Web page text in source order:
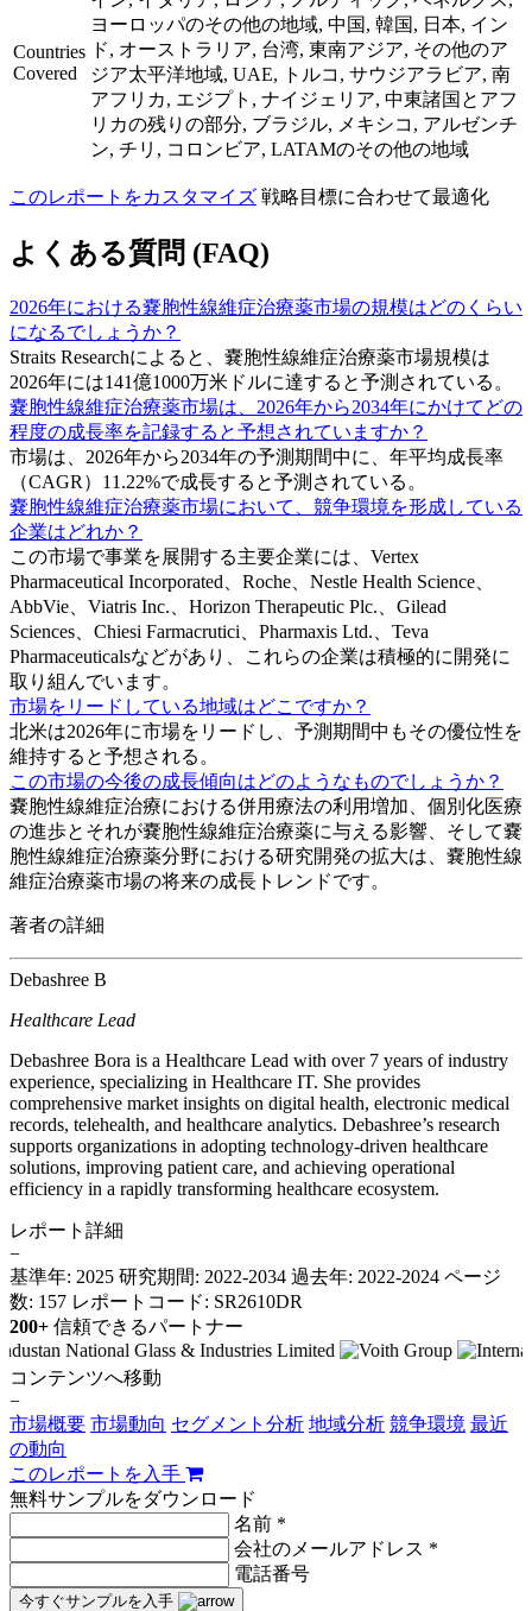
Countries
Covered
ヨーロッパのその他の地域, 中国, 韓国, 日本, イン
ド, オーストラリア, 台湾, 東南アジア, その他のア
ジア太平洋地域, UAE, トルコ, サウジアラビア, 南
アフリカ, エジプト, ナイジェリア, 中東諸国とアフ
リカの残りの部分, ブラジル, メキシコ, アルゼンチ
ン, チリ, コロンビア, LATAMのその他の地域
このレポートをカスタマイズ 戦略目標に合わせて最適化
よくある質問 (FAQ)
2026年における嚢胞性線維症治療薬市場の規模はどのくらい
になるでしょうか？
Straits Researchによると、嚢胞性線維症治療薬市場規模は
2026年には141億1000万米ドルに達すると予測されている。
嚢胞性線維症治療薬市場は、2026年から2034年にかけてどの
程度の成長率を記録すると予想されていますか？
市場は、2026年から2034年の予測期間中に、年平均成長率
（CAGR）11.22%で成長すると予測されている。
嚢胞性線維症治療薬市場において、競争環境を形成している
企業はどれか？
この市場で事業を展開する主要企業には、Vertex
Pharmaceutical Incorporated、Roche、Nestle Health Science、
AbbVie、Viatris Inc.、Horizo​​n Therapeutic Plc.、Gilead
Sciences、Chiesi Farmacrutici、Pharmaxis Ltd.、Teva
Pharmaceuticalsなどがあり、これらの企業は積極的に開発に
取り組んでいます。
市場をリードしている地域はどこですか？
北米は2026年に市場をリードし、予測期間中もその優位性を
維持すると予想される。
この市場の今後の成長傾向はどのようなものでしょうか？
嚢胞性線維症治療における併用療法の利用増加、個別化医療
の進歩とそれが嚢胞性線維症治療薬に与える影響、そして嚢
胞性線維症治療薬分野における研究開発の拡大は、嚢胞性線
維症治療薬市場の将来の成長トレンドです。
著者の詳細
Debashree B
Healthcare Lead
Debashree Bora is a Healthcare Lead with over 7 years of industry
experience, specializing in Healthcare IT. She provides
comprehensive market insights on digital health, electronic medical
records, telehealth, and healthcare analytics. Debashree’s research
supports organizations in adopting technology-driven healthcare
solutions, improving patient care, and achieving operational
efficiency in a rapidly transforming healthcare ecosystem.
レポート詳細
−
基準年: 2025 研究期間: 2022-2034 過去年: 2022-2024 ページ
数: 157 レポートコード: SR2610DR
200+ 信頼できるパートナー
コンテンツへ移動
−
市場概要 市場動向 セグメント分析 地域分析 競争環境 最近
の動向
このレポートを入手
無料サンプルをダウンロード
名前 *
会社のメールアドレス *
電話番号
今すぐサンプルを入手